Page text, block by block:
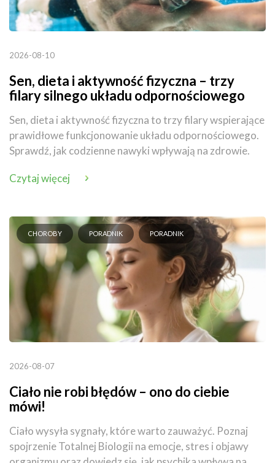
2026-08-10
Sen, dieta i aktywność fizyczna – trzy
filary silnego układu odpornościowego
Sen, dieta i aktywność fizyczna to trzy filary wspierające
prawidłowe funkcjonowanie układu odpornościowego.
Sprawdź, jak codzienne nawyki wpływają na zdrowie.
Czytaj więcej
CHOROBY PORADNIK PORADNIK
2026-08-07
Ciało nie robi błędów – ono do ciebie
mówi!
Ciało wysyła sygnały, które warto zauważyć. Poznaj
spojrzenie Totalnej Biologii na emocje, stres i objawy